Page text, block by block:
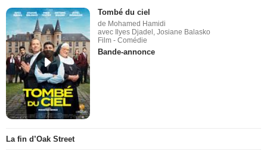
Tombé du ciel
de Mohamed Hamidi
avec Ilyes Djadel, Josiane Balasko
Film - Comédie
Bande-annonce
La fin d’Oak Street